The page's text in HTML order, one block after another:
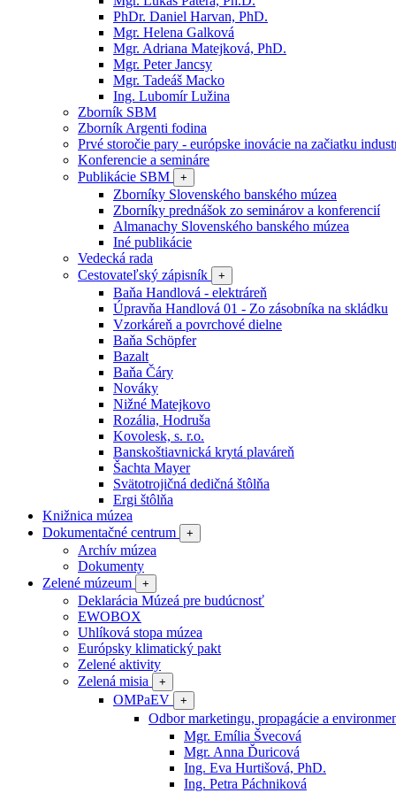
PhDr. Daniel Harvan, PhD.
Mgr. Helena Galková
Mgr. Adriana Matejková, PhD.
Mgr. Peter Jancsy
Mgr. Tadeáš Macko
Ing. Lubomír Lužina
Zborník SBM
Zborník Argenti fodina
Prvé storočie pary - európske inovácie na začiatku
Konferencie a semináre
Publikácie SBM
+
Zborníky Slovenského banského múzea
Zborníky prednášok zo seminárov a konferencií
Almanachy Slovenského banského múzea
Iné publikácie
Vedecká rada
Cestovateľský zápisník
+
Baňa Handlová - elektráreň
Úpravňa Handlová 01 - Zo zásobníka na skládku
Vzorkáreň a povrchové dielne
Baňa Schöpfer
Bazalt
Baňa Čáry
Nováky
Nižné Matejkovo
Rozália, Hodruša
Kovolesk, s. r.o.
Banskoštiavnická krytá plaváreň
Šachta Mayer
Svätotrojičná dedičná štôlňa
Ergi štôlňa
Knižnica múzea
Dokumentačné centrum
+
Archív múzea
Dokumenty
Zelené múzeum
+
Deklarácia Múzeá pre budúcnosť
EWOBOX
Uhlíková stopa múzea
Európsky klimatický pakt
Zelené aktivity
Zelená misia
+
OMPaEV +
Odbor marketingu, propagácie a
Mgr. Emília Švecová
Mgr. Anna Ďuricová
Ing. Eva Hurtišová, PhD.
Ing. Petra Páchniková